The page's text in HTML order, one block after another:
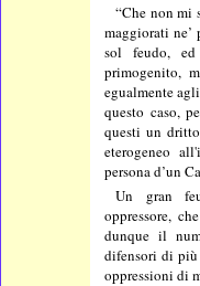
“Che non mi
maggiorati
sol feudo,
primogenito,
egualmente
questo caso,
questi un
eterogeneo
persona d’un
Un gran
oppressore,
dunque il
difensori di
oppressioni di